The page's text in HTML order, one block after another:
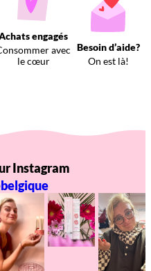
engagés
avec
le cœur
Besoin d’aide?
On est là!
Instagram